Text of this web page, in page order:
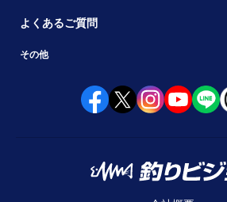
よくあるご質問
その他